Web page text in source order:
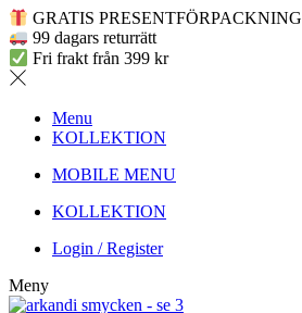
GRATIS PRESENTFÖRPACKNING
99 dagars returrätt
Fri frakt från 399 kr
Menu
KOLLEKTION
MOBILE MENU
KOLLEKTION
Login / Register
Meny